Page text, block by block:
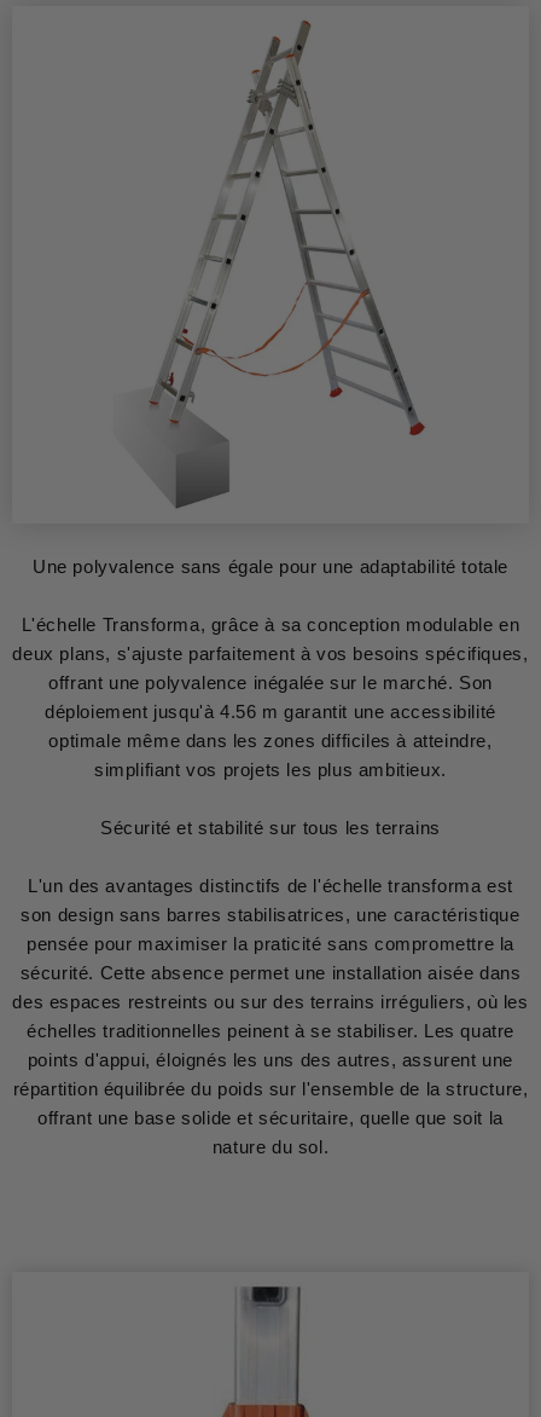
Une polyvalence sans égale pour une adaptabilité totale
L'échelle Transforma, grâce à sa conception modulable en
deux plans, s'ajuste parfaitement à vos besoins spécifiques,
offrant une polyvalence inégalée sur le marché. Son
déploiement jusqu'à 4.56 m garantit une accessibilité
optimale même dans les zones difficiles à atteindre,
simplifiant vos projets les plus ambitieux.
Sécurité et stabilité sur tous les terrains
L'un des avantages distinctifs de l'échelle transforma est
son design sans barres stabilisatrices, une caractéristique
pensée pour maximiser la praticité sans compromettre la
sécurité. Cette absence permet une installation aisée dans
des espaces restreints ou sur des terrains irréguliers, où les
échelles traditionnelles peinent à se stabiliser. Les quatre
points d'appui, éloignés les uns des autres, assurent une
répartition équilibrée du poids sur l'ensemble de la structure,
offrant une base solide et sécuritaire, quelle que soit la
nature du sol.